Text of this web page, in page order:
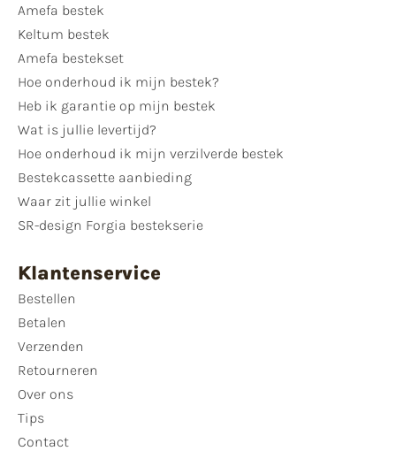
Amefa bestek
Keltum bestek
Amefa bestekset
Hoe onderhoud ik mijn bestek?
Heb ik garantie op mijn bestek
Wat is jullie levertijd?
Hoe onderhoud ik mijn verzilverde bestek
Bestekcassette aanbieding
Waar zit jullie winkel
SR-design Forgia bestekserie
Klantenservice
Bestellen
Betalen
Verzenden
Retourneren
Over ons
Tips
Contact